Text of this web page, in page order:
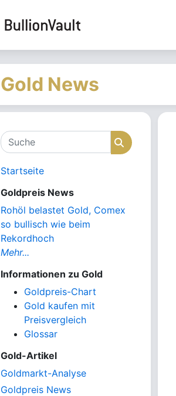
Gold News
Suche Suche
Startseite
Goldpreis News
Rohöl belastet Gold, Comex
so bullisch wie beim
Rekordhoch
Mehr...
Informationen zu Gold
Goldpreis-Chart
Gold kaufen mit
Preisvergleich
Glossar
Gold-Artikel
Goldmarkt-Analyse
Goldpreis News